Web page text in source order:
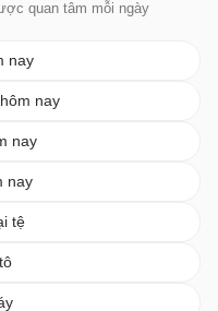
quan tâm mỗi ngày
nay
nay
nay
nay
tệ